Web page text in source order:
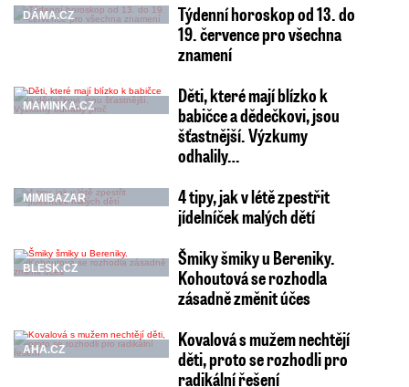
DÁMA.CZ
Týdenní horoskop od 13. do
19. července pro všechna
znamení
MAMINKA.CZ
Děti, které mají blízko k
babičce a dědečkovi, jsou
šťastnější. Výzkumy
odhalily…
MIMIBAZAR
4 tipy, jak v létě zpestřit
jídelníček malých dětí
BLESK.CZ
Šmiky šmiky u Bereniky.
Kohoutová se rozhodla
zásadně změnit účes
AHA.CZ
Kovalová s mužem nechtějí
děti, proto se rozhodli pro
radikální řešení